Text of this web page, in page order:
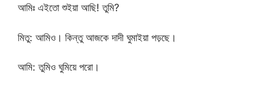
আমিঃ এইতো শুইয়া আছি! তুমি?
মিতু: আমিও। কিন্তু আজকে দাদী ঘুমাইয়া পড়ছে।
আমি: তুমিও ঘুমিয়ে পরো।